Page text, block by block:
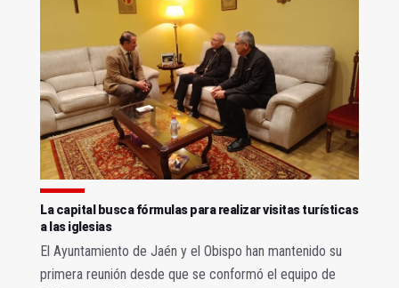
La capital busca fórmulas para realizar visitas turísticas
a las iglesias
El Ayuntamiento de Jaén y el Obispo han mantenido su
primera reunión desde que se conformó el equipo de